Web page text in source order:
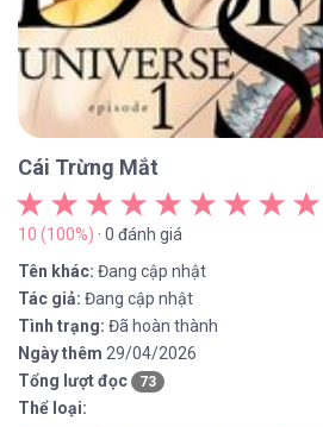
Cái Trừng Mắt
10 (100%) · 0 đánh giá
Tên khác: Đang cập nhật
Tác giả: Đang cập nhật
Tình trạng: Đã hoàn thành
Ngày thêm 29/04/2026
Tổng lượt đọc
73
Thể loại: